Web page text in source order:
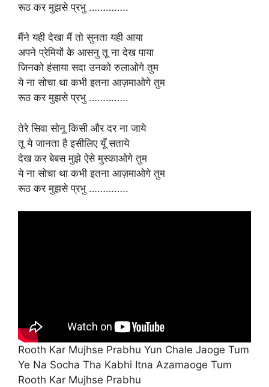
रूठ कर मुझसे प्रभु …………..
मैंने यही देखा मैं तो सुनता यही आया
अपने प्रेमियों के आसनु तू ना देख पाया
जिनको हंसाया सदा उनको रुलाओगे तुम
ये ना सोचा था कभी इतना आज़माओगे तुम
रूठ कर मुझसे प्रभु …………..
तेरे सिवा सोनू किसी और दर ना जाये
तू ये जानता है इसीलिए यूँ सताये
देख कर बेबस मुझे ऐसे मुस्काओगे तुम
ये ना सोचा था कभी इतना आज़माओगे तुम
रूठ कर मुझसे प्रभु …………..
Rooth Kar Mujhse Prabhu Yun Chale Jaoge Tum
Ye Na Socha Tha Kabhi Itna Azamaoge Tum
Rooth Kar Mujhse Prabhu